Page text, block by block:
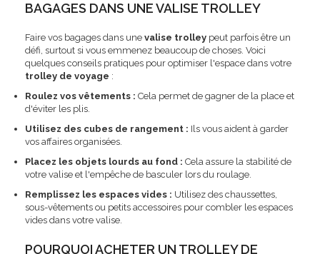
BAGAGES DANS UNE VALISE TROLLEY
Faire vos bagages dans une valise trolley peut parfois être un
défi, surtout si vous emmenez beaucoup de choses. Voici
quelques conseils pratiques pour optimiser l'espace dans votre
trolley de voyage :
Roulez vos vêtements : Cela permet de gagner de la place et
d'éviter les plis.
Utilisez des cubes de rangement : Ils vous aident à garder
vos affaires organisées.
Placez les objets lourds au fond : Cela assure la stabilité de
votre valise et l'empêche de basculer lors du roulage.
Remplissez les espaces vides : Utilisez des chaussettes,
sous-vêtements ou petits accessoires pour combler les espaces
vides dans votre valise.
POURQUOI ACHETER UN TROLLEY DE